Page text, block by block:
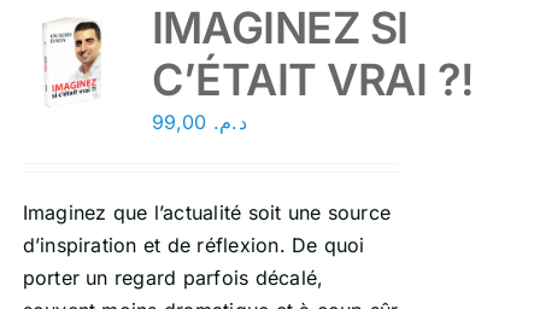
IMAGINEZ SI
C’ÉTAIT VRAI ?!
د.م.
Imaginez que l’actualité soit une source
d’inspiration et de réflexion. De quoi
porter un regard parfois décalé,